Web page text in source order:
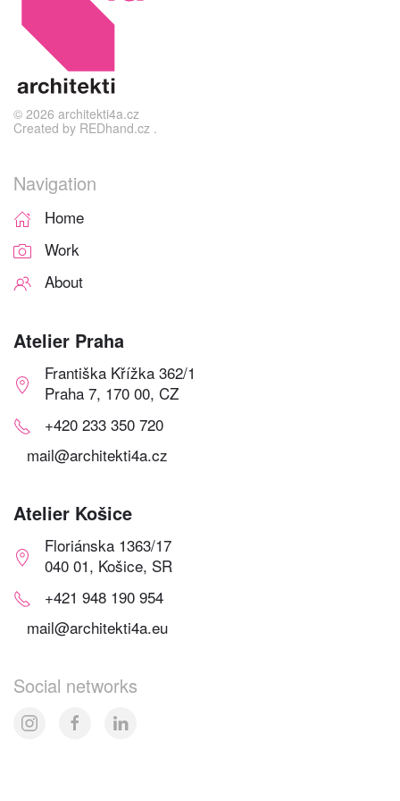
© 2026 architekti4a.cz
Created by REDhand.cz .
Navigation
Home
Work
About
Atelier Praha
Františka Křížka 362/1
Praha 7, 170 00, CZ
+420 233 350 720
mail@architekti4a.cz
Atelier Košice
Floriánska 1363/17
040 01, Košice, SR
+421 948 190 954
mail@architekti4a.eu
Social networks